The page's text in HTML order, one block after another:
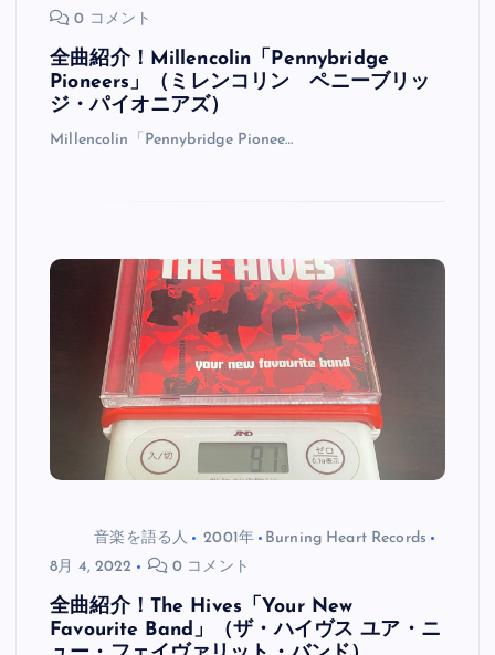
0 コメント
全曲紹介！Millencolin「Pennybridge
Pioneers」（ミレンコリン ペニーブリッ
ジ・パイオニアズ）
Millencolin「Pennybridge Pionee…
音楽を語る人 2001年
Burning Heart Records
8月 4, 2022
0 コメント
全曲紹介！The Hives「Your New
Favourite Band」（ザ・ハイヴス ユア・ニ